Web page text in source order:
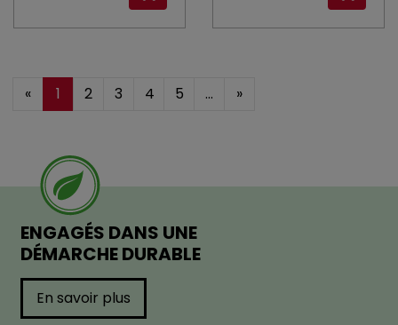
« 1 2 3 4 5 ... »
ENGAGÉS DANS UNE
DÉMARCHE DURABLE
En savoir plus